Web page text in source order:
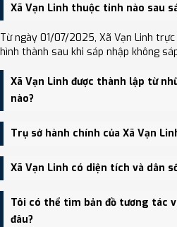
Xã Vạn Linh thuộc tỉnh nào sau
Từ ngày 01/07/2025, Xã Vạn Linh
hình thành sau khi sáp nhập không
Xã Vạn Linh được thành lập từ
nào?
Xã Vạn Linh được thành lập trên cơ sở
(huyện Chi Lăng), Xã Y Tịch, Xã Vạn
Trụ sở hành chính của Xã Vạn
Trụ sở hành chính mới của Xã Vạn
HĐND, UBND xã Vạn Linh - trung tâm
thông.
Xã Vạn Linh có diện tích và dân
Xã Vạn Linh có Diện tích: 126.54 km²,
dân số: Khoảng 112.19 người/km²
Tôi có thể tìm bản đồ tương tác
đâu?